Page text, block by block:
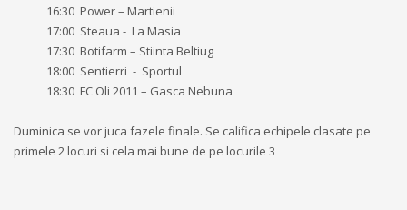
16:30 Power – Martienii
17:00 Steaua - La Masia
17:30 Botifarm – Stiinta Beltiug
18:00 Sentierri - Sportul
18:30 FC Oli 2011 – Gasca Nebuna
Duminica se vor juca fazele finale. Se califica echipele clasate pe
primele 2 locuri si cela mai bune de pe locurile 3